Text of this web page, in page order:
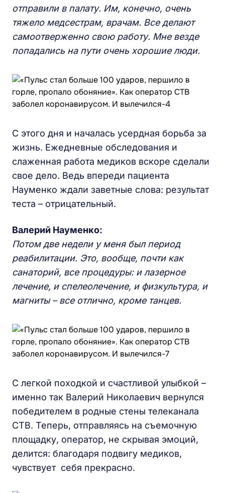
отправили в палату. Им, конечно, очень
тяжело медсестрам, врачам. Все делают
самоотверженно свою работу. Мне везде
попадались на пути очень хорошие люди.
С этого дня и началась усердная борьба за
жизнь. Ежедневные обследования и
слаженная работа медиков вскоре сделали
свое дело. Ведь впереди пациента
Науменко ждали заветные слова: результат
теста – отрицательный.
Валерий Науменко:
Потом две недели у меня был период
реабилитации. Это, вообще, почти как
санаторий, все процедуры: и лазерное
лечение, и спелеолечение, и физкультура, и
магниты – все отлично, кроме танцев.
С легкой походкой и счастливой улыбкой –
именно так Валерий Николаевич вернулся
победителем в родные стены телеканала
CТВ. Теперь, отправляясь на съемочную
площадку, оператор, не скрывая эмоций,
делится: благодаря подвигу медиков,
чувствует себя прекрасно.